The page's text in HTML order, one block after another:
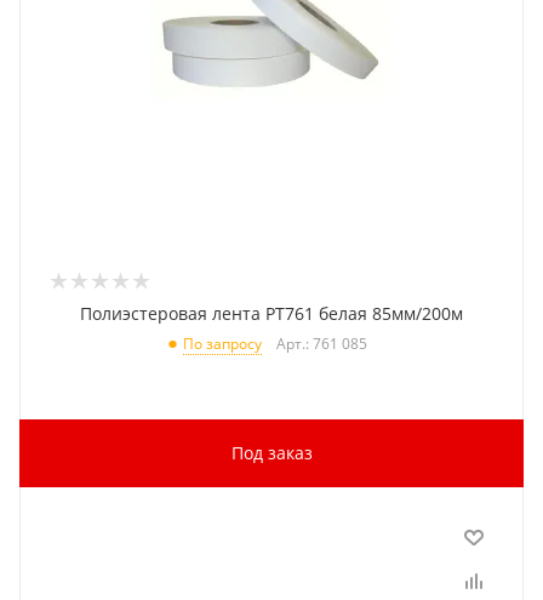
Полиэстеровая лента PT761 белая 85мм/200м
По запросу Арт.: 761 085
Под заказ